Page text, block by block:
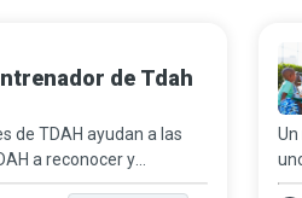
de Tdah
de TDAH ayudan a las
a reconocer y
para que